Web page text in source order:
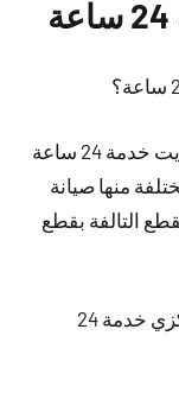
يسرنا ان نوفر لكم افضل فني تصليح ستلايت خدمة 24 ساعة
منها صيانة
التالفة بقطع
ماهي افضل مزايا فني تصليح ستلايت مركزي خدمة 24